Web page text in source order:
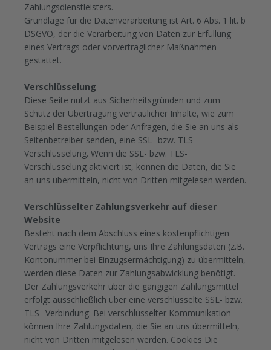
Zahlungsdienstleisters.
Grundlage für die Datenverarbeitung ist Art. 6 Abs. 1 lit. b
DSGVO, der die Verarbeitung von Daten zur Erfüllung
eines Vertrags oder vorvertraglicher Maßnahmen
gestattet.
Verschlüsselung
Diese Seite nutzt aus Sicherheitsgründen und zum
Schutz der Übertragung vertraulicher Inhalte, wie zum
Beispiel Bestellungen oder Anfragen, die Sie an uns als
Seitenbetreiber senden, eine SSL- bzw. TLS-
Verschlüsselung. Wenn die SSL- bzw. TLS-
Verschlüsselung aktiviert ist, können die Daten, die Sie
an uns übermitteln, nicht von Dritten mitgelesen werden.
Verschlüsselter Zahlungsverkehr auf dieser
Website
Besteht nach dem Abschluss eines kostenpflichtigen
Vertrags eine Verpflichtung, uns Ihre Zahlungsdaten (z.B.
Kontonummer bei Einzugsermächtigung) zu übermitteln,
werden diese Daten zur Zahlungsabwicklung benötigt.
Der Zahlungsverkehr über die gängigen Zahlungsmittel
erfolgt ausschließlich über eine verschlüsselte SSL- bzw.
TLS--Verbindung. Bei verschlüsselter Kommunikation
können Ihre Zahlungsdaten, die Sie an uns übermitteln,
nicht von Dritten mitgelesen werden. Cookies Die